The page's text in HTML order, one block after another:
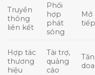
Truyền
thông
liên kết
Phối
hợp
phát
sóng
Mở
Hợp tác
thương
hiệu
Tài trợ,
quảng
cáo